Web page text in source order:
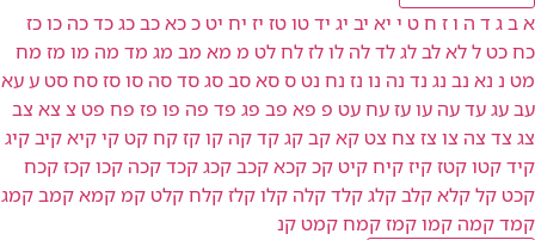
אבג ד ה וז חט י יא יב יג ידטוטז יז יח יט ככאכבכגכדכה כוכז
כחכט ללאלבלגלדלה לולזלחלט מ מא מב מג מד מה מו מז מח
מט נ נא נב נג נד נה נו נז נח נט ססאסבסגסדסה סוסזסחסט ע עא
עבעגעדעה עועזעחעט פ פא פב פג פד פה פו פז פח פט צ צא צב
צג צד צה צו צז צח צט קאקבקגקדקה קוקזקחקט קיקיאקיבקיג
קידקטוקטזקיזקיחקיט קכקכאקכבקכגקכדקכה קכוקכזקכח
קכט קלקלאקלבקלגקלדקלה קלוקלזקלחקלט קמ קמאקמבקמג
קמדקמה קמוקמזקמחקמט קנ